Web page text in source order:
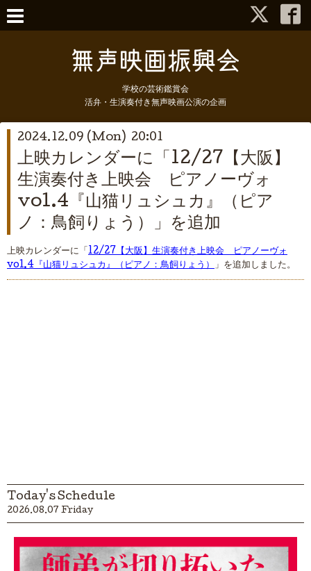
学校の芸術鑑賞会
活弁・生演奏付き無声映画公演の企画
2024.12.09 (Mon) 20:01
上映カレンダーに「12/27【大阪】
生演奏付き上映会 ピアノーヴォ
vol.4『山猫リュシュカ』（ピア
ノ：鳥飼りょう）」を追加
上映カレンダーに「 12/27【大阪】生演奏付き上映会 ピアノーヴォ
vol.4『山猫リュシュカ』（ピアノ：鳥飼りょう） 」を追加しました。
Today's Schedule
2026.08.07 Friday